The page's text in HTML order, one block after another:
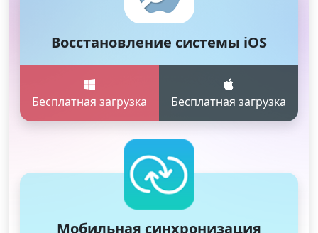
Восстановление системы iOS
Бесплатная загрузка Бесплатная загрузка
Мобильная синхронизация